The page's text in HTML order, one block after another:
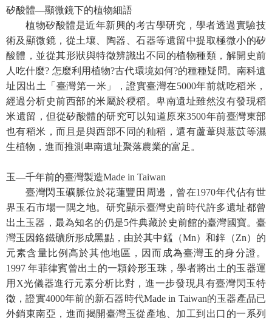
友
措
施
服
務
服
務
信
網
導
覽
R
S
S
網
矽酸體—顯微鏡下的植物細語
植物矽酸體是近年新興的考古學研究，學者透過實驗技
術及顯微鏡，從土壤、陶器、石器等遺留中提取極微小的矽
酸體，並從其形狀與特徵辨識出不同的植物種類，解開史前
人吃什麼? 怎麼利用植物?古代環境如何?的種種疑問。南科遺
址因出土「臺灣第一米」，證實臺灣在5000年前就吃稻米，
經過分析史前西部的米屬於稉稻。卑南遺址雖然沒有發現稻
米遺留，但從矽酸體的研究可以知道原來3500年前臺灣東部
也有稻米，而且是與西部不同的秈稻，還有蘆葦與薏苡等濕
生植物，進而推測卑南遺址聚落農業的富足。
玉—千年前的臺灣製造Made in Taiwan
臺灣閃玉礦脈位於花蓮豐田周邊，曾在1970年代佔有世
界玉石市場一隅之地。研究顯示臺灣史前時代許多遺址都曾
出土玉器，最為知名的仍是5件典藏於史前館的臺灣國寶。臺
灣玉因鉻鐵礦所形成黑點，由於其中錳（Mn）和鋅（Zn）的
元素含量比例高於其他地區，因而成為臺灣玉的身分證。
1997 年菲律賓曾出土的一顆鈴形玉珠，學者將出土的玉器運
用X光儀器進行元素分析比對，進一步發現具有臺灣閃玉特
徵，證實4000年前的新石器時代Made in Taiwan的玉器產品已
外銷東南亞，進而揭開臺灣玉從產地、加工到出口的一系列